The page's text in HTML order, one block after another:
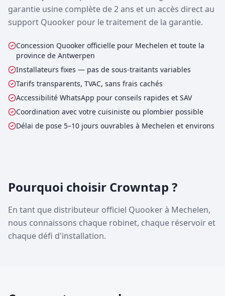
garantie usine complète de 2 ans et un accès direct au
support Quooker pour le traitement de la garantie.
Concession Quooker officielle pour Mechelen et toute la
province de Antwerpen
Installateurs fixes — pas de sous-traitants variables
Tarifs transparents, TVAC, sans frais cachés
Accessibilité WhatsApp pour conseils rapides et SAV
Coordination avec votre cuisiniste ou plombier possible
Délai de pose 5–10 jours ouvrables à Mechelen et environs
Pourquoi choisir Crowntap ?
En tant que distributeur officiel Quooker à Mechelen,
nous connaissons chaque robinet, chaque réservoir et
chaque défi d'installation.